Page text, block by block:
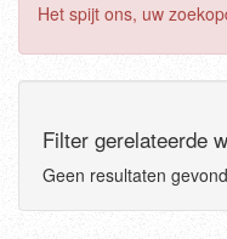
Het spijt ons, uw
Filter gerelateerde
Geen resultaten